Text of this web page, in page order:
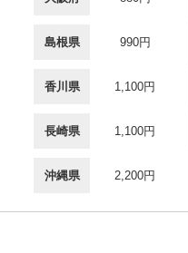
島根県 990円
香川県 1,100円
長崎県 1,100円
沖縄県 2,200円